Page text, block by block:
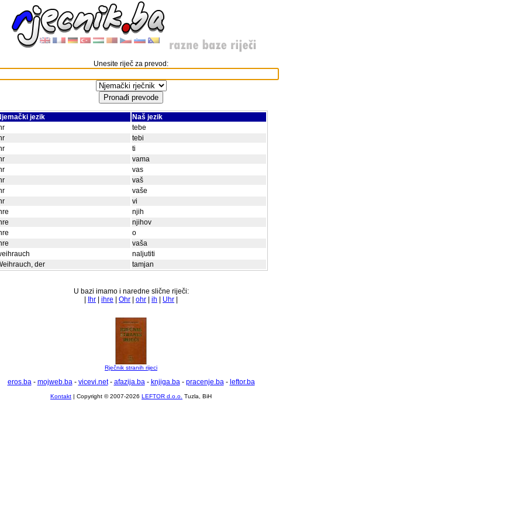
Unesite riječ za prevod:
jezik
Naš jezik
tebe
tebi
ti
vama
vas
vaš
vaše
vi
njih
njihov
o
vaša
naljutiti
der
tamjan
U bazi imamo i naredne slične riječi:
Ihr ihre Ohr ohr ih Uhr
Rječnik stranih rijeci
eros.ba- mojweb.ba- vicevi.net- afazija.ba- knjiga.ba- pracenje.ba- leftor.ba
Kontakt | Copyright © 2007-2026 LEFTOR d.o.o. Tuzla, BiH